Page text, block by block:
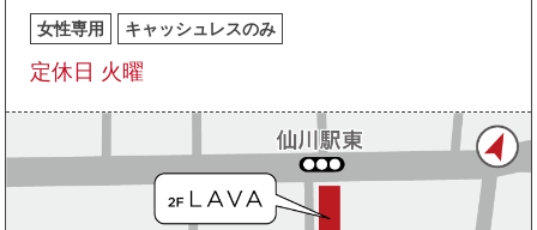
女性専用 キャッシュレスのみ
定休日 火曜